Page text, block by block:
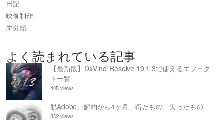
日記
映像制作
未分類
よく読まれている記事
【最新版】DaVinci Resolve 19.1.3で使えるエフェク
ト一覧
405 views
脱Adobe。解約から4ヶ月、得たもの、失ったもの
352 views